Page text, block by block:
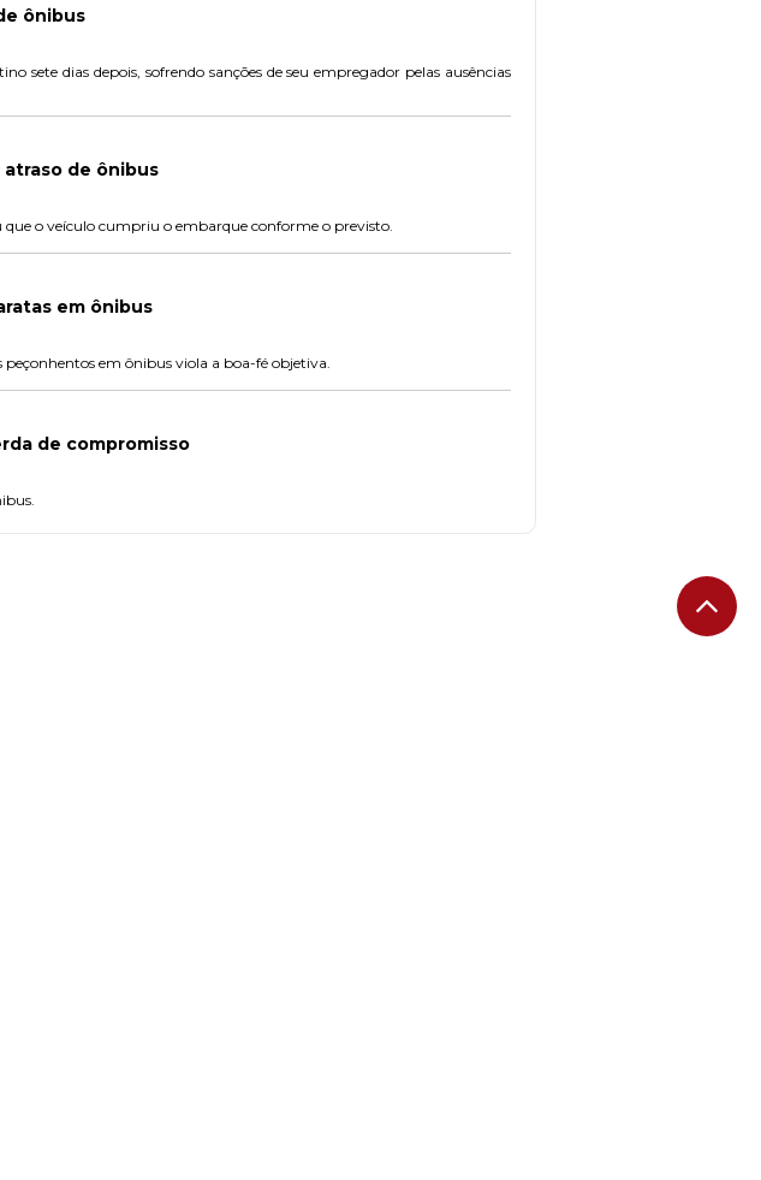
ônibus
sete dias depois, sofrendo sanções de seu empregador pelas ausências
de ônibus
o veículo cumpriu o embarque conforme o previsto.
em ônibus
em ônibus viola a boa-fé objetiva.
de compromisso